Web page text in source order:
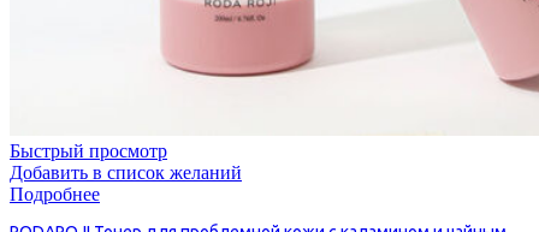
Быстрый просмотр
Добавить в список желаний
Подробнее